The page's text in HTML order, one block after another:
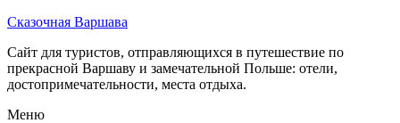
Сказочная Варшава
Сайт для туристов, отправляющихся в путешествие по
прекрасной Варшаву и замечательной Польше: отели,
достопримечательности, места отдыха.
Меню